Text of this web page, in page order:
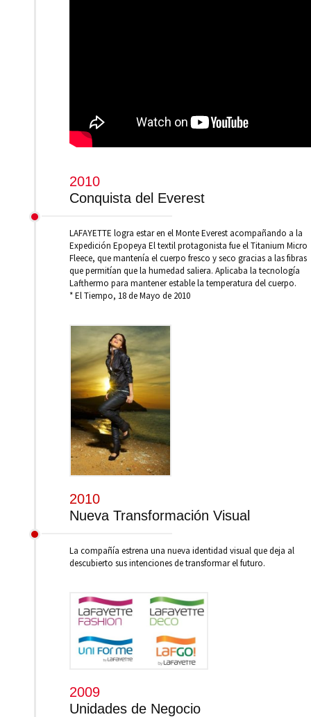
2010
Conquista del Everest
LAFAYETTE logra estar en el Monte Everest acompañando a la
Expedición Epopeya El textil protagonista fue el Titanium Micro
Fleece, que mantenía el cuerpo fresco y seco gracias a las fibras
que permitían que la humedad saliera. Aplicaba la tecnología
Lafthermo para mantener estable la temperatura del cuerpo.
* El Tiempo, 18 de Mayo de 2010
2010
Nueva Transformación Visual
La compañía estrena una nueva identidad visual que deja al
descubierto sus intenciones de transformar el futuro.
2009
Unidades de Negocio